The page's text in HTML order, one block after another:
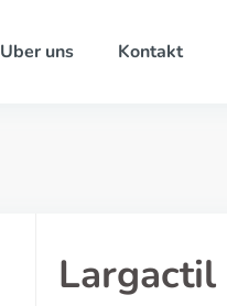
Uber uns Kontakt
Largactil